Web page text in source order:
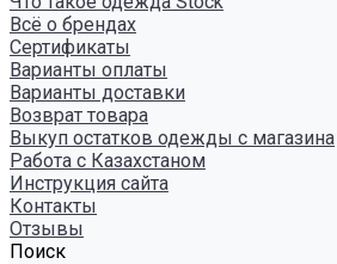
Всё о брендах
Сертификаты
Варианты оплаты
Варианты доставки
Возврат товара
Выкуп остатков одежды с магазина
Работа с Казахстаном
Инструкция сайта
Контакты
Отзывы
Поиск